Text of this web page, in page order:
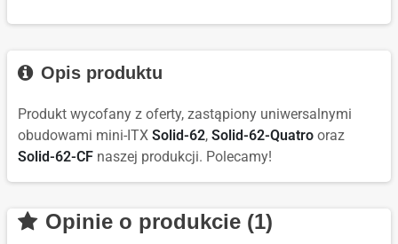
Opis produktu
Produkt wycofany z oferty, zastąpiony uniwersalnymi
obudowami mini-ITX Solid-62, Solid-62-Quatro oraz
Solid-62-CF naszej produkcji. Polecamy!
Opinie o produkcie (1)